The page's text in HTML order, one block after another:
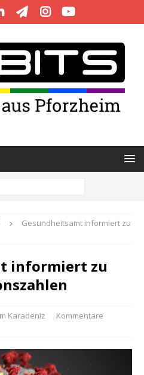
Gesundheitsamt informiert zu
informiert zu
Karadeniz
Kommentare